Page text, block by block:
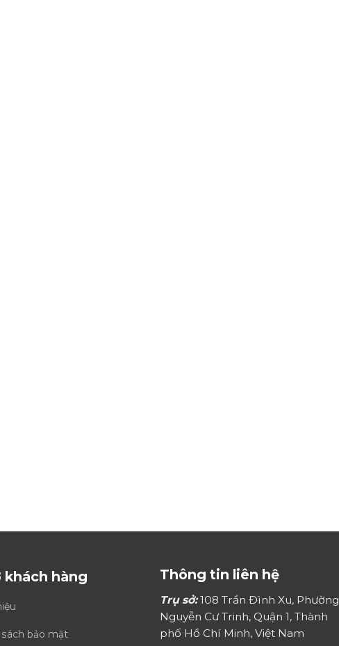
khách hàng
sách bảo mật
Thông tin liên hệ
Trụ sở:108 Trần Đình Xu, Phường
Nguyễn Cư Trinh, Quận 1, Thành
phố Hồ Chí Minh, Việt Nam
14